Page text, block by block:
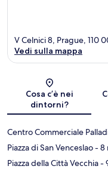
V Celnici 8, Prague, 110
Vedi sulla mappa
Cosa c’è nei
dintorni?
Centro Commerciale
Piazza di San Venceslao- 8
Piazza della Città Vecchia-